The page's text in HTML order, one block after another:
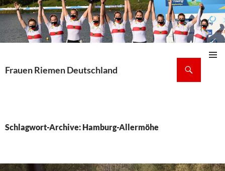
Frauen Riemen Deutschland
Schlagwort-Archive: Hamburg-Allermöhe